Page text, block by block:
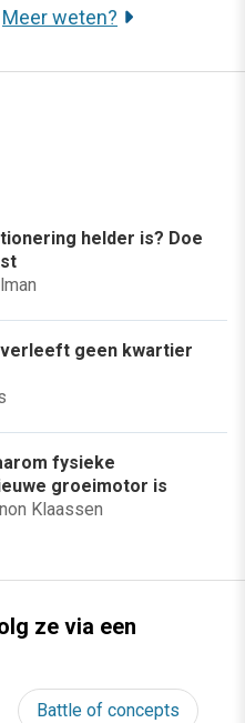
Meer weten?
helder is? Doe
geen kwartier
fysieke
groeimotor is
Klaassen
ze via een
Battle of concepts